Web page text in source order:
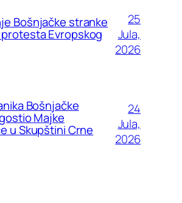
Bošnjačke stranke
Evropskog
25
Jula,
2026
Bošnjačke
Majke
u Skupštini Crne
24
Jula,
2026